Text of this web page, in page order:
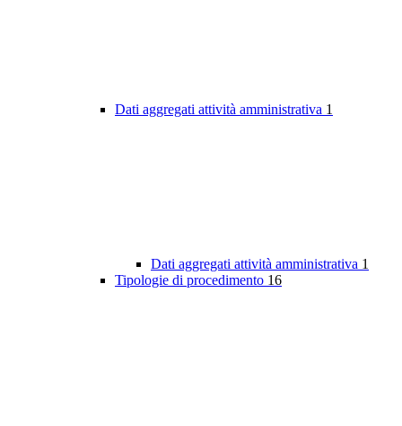
Dati aggregati attività amministrativa 1
Dati aggregati attività amministrativa 1
Tipologie di procedimento 16